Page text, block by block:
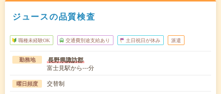
ジュースの品質検査
職種未経験OK 交通費別途支給あり 土日祝日が休み 派遣
勤務地 長野県諏訪郡
富士見駅から---分
曜日頻度 交替制